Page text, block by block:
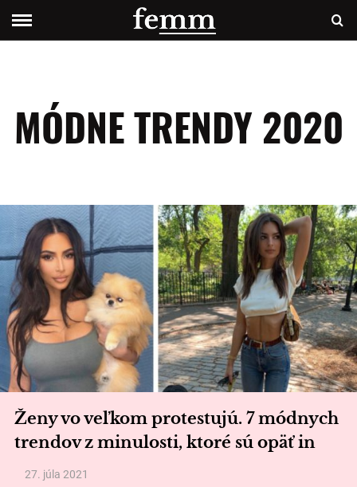
MÓDNE TRENDY 2020
Ženy vo veľkom protestujú. 7 módnych
trendov z minulosti, ktoré sú opäť in
27. júla 2021